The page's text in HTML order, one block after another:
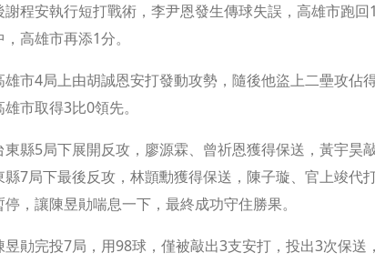
謝程安執行短打戰術，李尹恩發生傳球失誤，高雄市跑
，高雄市再添1分。
雄市4局上由胡誠恩安打發動攻勢，隨後他盜上二壘攻佔
雄市取得3比0領先。
東縣5局下展開反攻，廖源霖、曾祈恩獲得保送，黃宇昊
縣7局下最後反攻，林顗勳獲得保送，陳子璇、官上竣代
停，讓陳昱勛喘息一下，最終成功守住勝果。
昱勛完投7局，用98球，僅被敲出3支安打，投出3次保送